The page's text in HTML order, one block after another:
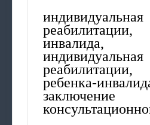
реабилитации,
реабилитации,
ребенка-
заключение